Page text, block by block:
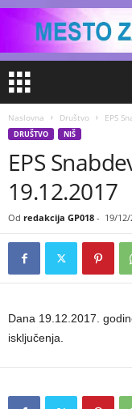
Naslovna Društvo EPS
DRUŠTVO NIŠ
EPS
19.12.2017
Od redakcija GP018 - 19/
Dana 19.12.2017.
isključenja.